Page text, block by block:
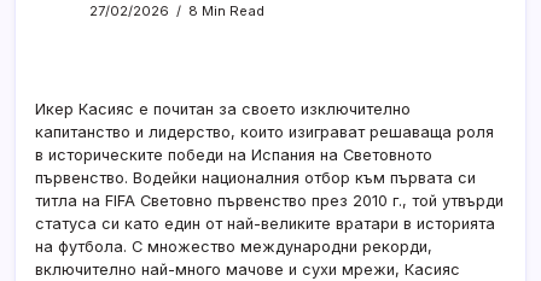
27/02/2026
8 Min Read
Икер Касияс е почитан за своето изключително
капитанство и лидерство, които изиграват решаваща роля
в историческите победи на Испания на Световното
първенство. Водейки националния отбор към първата си
титла на FIFA Световно първенство през 2010 г., той утвърди
статуса си като един от най-великите вратари в историята
на футбола. С множество международни рекорди,
включително най-много мачове и сухи мрежи, Касияс